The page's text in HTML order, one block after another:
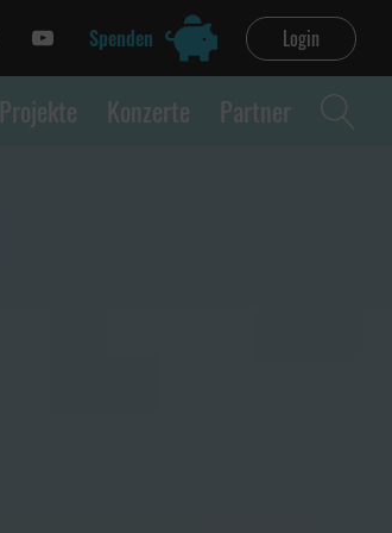
Spenden Login
Projekte Konzerte Partner